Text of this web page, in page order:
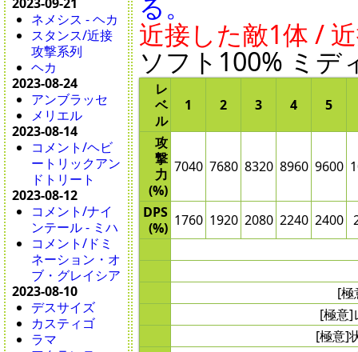
ネメシス - ヘカ
スタンス/近接
攻撃系列
ヘカ
2023-08-24
アンブラッセ
メリエル
2023-08-14
コメント/ヘビ
ートリックアン
ドトリート
2023-08-12
コメント/ナイ
ンテール - ミハ
コメント/ドミ
ネーション・オ
ブ・グレイシア
2023-08-10
デスサイズ
カスティゴ
ラマ
近接した敵1体 /
ソフト100% ミデ
レ
ベ
ル
1 2 3 4 5
攻
撃
力
(%)
7040 7680 8320 8960 9600
DPS
(%) 1760 1920 2080 2240 2400
[極
[極意]
[極意]